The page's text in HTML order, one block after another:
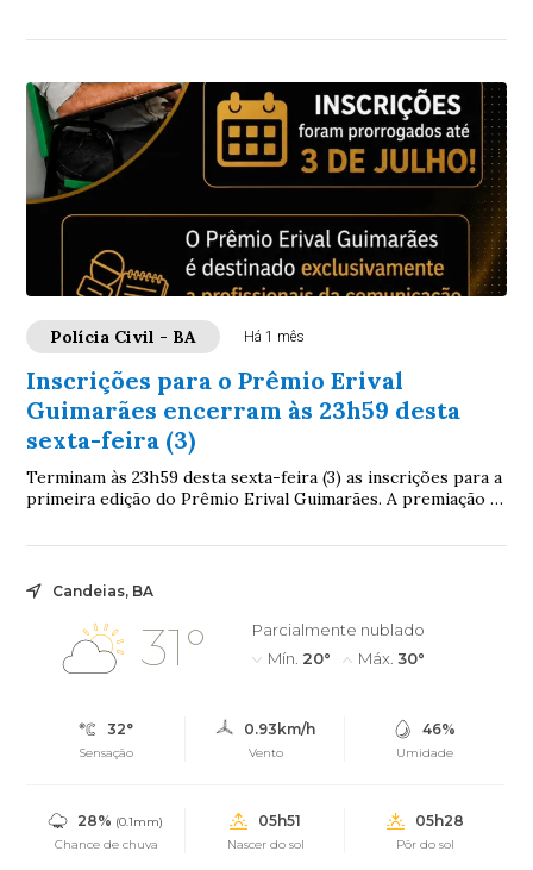
Polícia Civil - BA Há 1 mês
Inscrições para o Prêmio Erival
Guimarães encerram às 23h59 desta
sexta-feira (3)
Terminam às 23h59 desta sexta-feira (3) as inscrições para a
primeira edição do Prêmio Erival Guimarães. A premiação é
Candeias, BA
31°
Parcialmente nublado
Mín. 20° Máx. 30°
32°
Sensação
0.93km/h
Vento
46%
Umidade
28% (0.1mm)
Chance de chuva
05h51
Nascer do sol
05h28
Pôr do sol